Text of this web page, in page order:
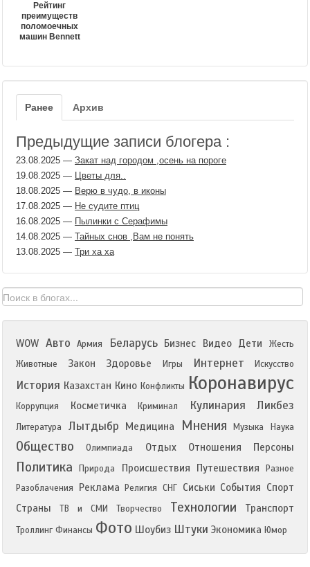
Рейтинг
преимуществ
поломоечных
машин Bennett
Ранее Архив
Предыдущие записи блогера :
23.08.2025 — Закат над городом ,осень на пороге
19.08.2025 — Цветы для..
18.08.2025 — Верю в чудо, в иконы
17.08.2025 — Не судите птиц
16.08.2025 — Пылинки с Серафимы
14.08.2025 — Тайных снов ,Вам не понять
13.08.2025 — Три ха ха
WOW Авто Армия Беларусь Бизнес Видео Дети
Жесть
Животные
Закон Здоровье Игры Интернет Искусство
История Казахстан Кино Конфликты Коронавирус
Коррупция Косметичка Криминал Кулинария Ликбез
Литература Лытдыбр Медицина Мнения Музыка Наука
Общество Олимпиада Отдых Отношения Персоны
Политика Природа Происшествия Путешествия
Разное
Разоблачения
Реклама Религия СНГ Сиськи События Спорт
Страны
ТВ и СМИ Творчество Технологии Транспорт
Троллинг Финансы Фото Шоубиз Штуки Экономика Юмор